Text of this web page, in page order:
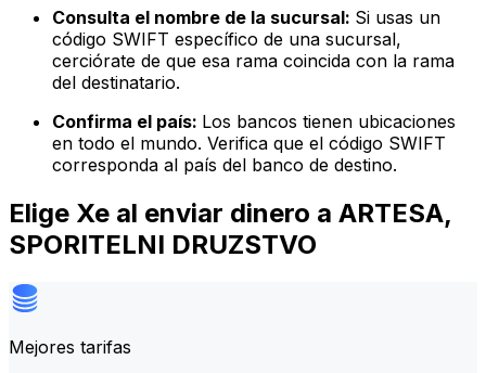
Consulta el nombre de la sucursal: Si usas un
código SWIFT específico de una sucursal,
cerciórate de que esa rama coincida con la rama
del destinatario.
Confirma el país: Los bancos tienen ubicaciones
en todo el mundo. Verifica que el código SWIFT
corresponda al país del banco de destino.
Elige Xe al enviar dinero a ARTESA,
SPORITELNI DRUZSTVO
Mejores tarifas